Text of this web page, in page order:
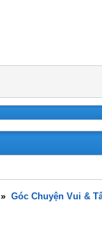
» Góc Chuyện Vui &